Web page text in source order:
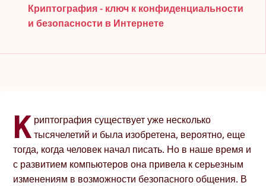
Криптография - ключ к конфиденциальности
и безопасности в Интернете
К риптография существует уже несколько
тысячелетий и была изобретена, вероятно, еще
тогда, когда человек начал писать. Но в наше время и
с развитием компьютеров она привела к серьезным
изменениям в возможности безопасного общения. В